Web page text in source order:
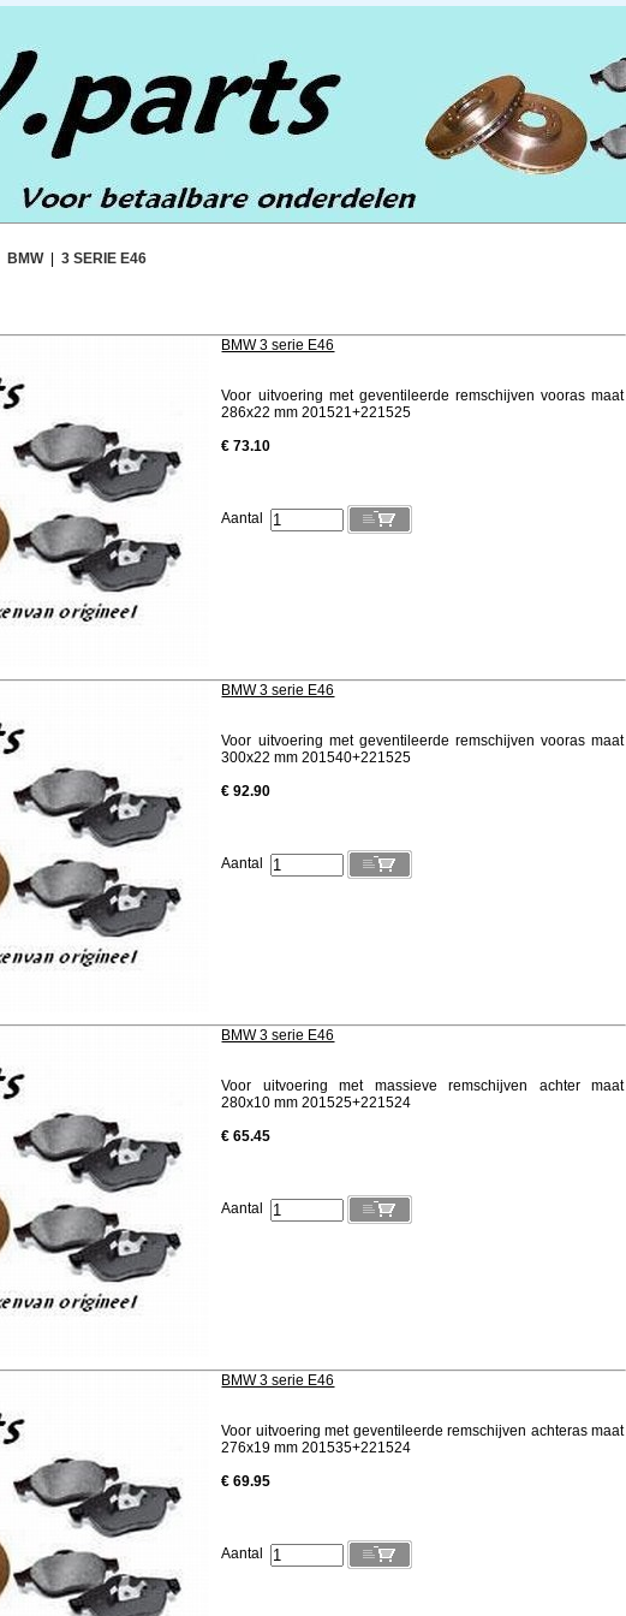
BMW| 3 SERIE E46
BMW 3 serie E46
Voor uitvoering met geventileerde remschijven vooras maat
286x22 mm 201521+221525
€ 73.10
Aantal
BMW 3 serie E46
Voor uitvoering met geventileerde remschijven vooras maat
300x22 mm 201540+221525
€ 92.90
Aantal
BMW 3 serie E46
Voor uitvoering met massieve remschijven achter maat
280x10 mm 201525+221524
€ 65.45
Aantal
BMW 3 serie E46
Voor uitvoering met geventileerde remschijven achteras maat
276x19 mm 201535+221524
€ 69.95
Aantal